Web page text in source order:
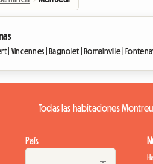
| Vincennes | Bagnolet | Romainville |
Todas las habitaciones
País